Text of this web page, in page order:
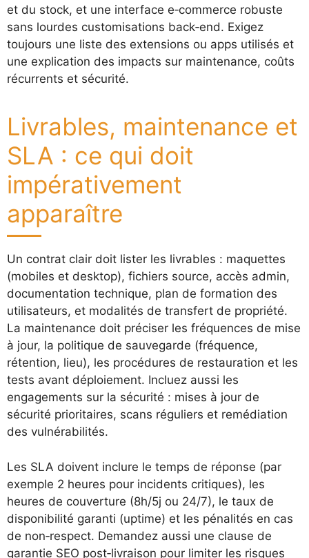
et du stock, et une interface e‑commerce robuste
sans lourdes customisations back‑end. Exigez
toujours une liste des extensions ou apps utilisés et
une explication des impacts sur maintenance, coûts
récurrents et sécurité.
Livrables, maintenance et
SLA : ce qui doit
impérativement
apparaître
Un contrat clair doit lister les livrables : maquettes
(mobiles et desktop), fichiers source, accès admin,
documentation technique, plan de formation des
utilisateurs, et modalités de transfert de propriété.
La maintenance doit préciser les fréquences de mise
à jour, la politique de sauvegarde (fréquence,
rétention, lieu), les procédures de restauration et les
tests avant déploiement. Incluez aussi les
engagements sur la sécurité : mises à jour de
sécurité prioritaires, scans réguliers et remédiation
des vulnérabilités.
Les SLA doivent inclure le temps de réponse (par
exemple 2 heures pour incidents critiques), les
heures de couverture (8h/5j ou 24/7), le taux de
disponibilité garanti (uptime) et les pénalités en cas
de non‑respect. Demandez aussi une clause de
garantie SEO post‑livraison pour limiter les risques